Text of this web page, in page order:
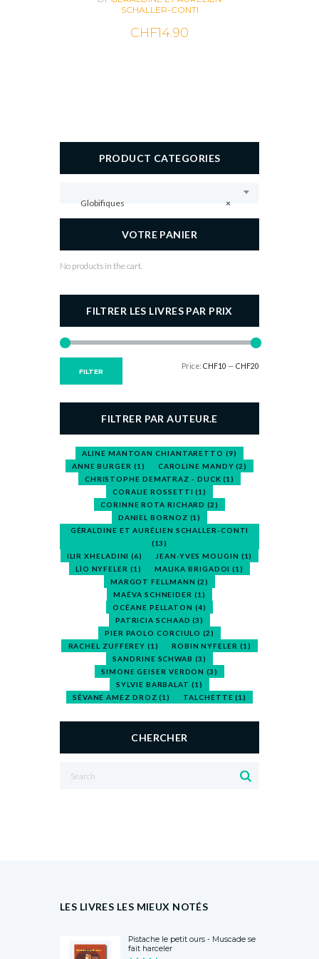
SCHALLER-CONTI
CHF14.90
PRODUCT CATEGORIES
×
Globifiques
VOTRE PANIER
No products in the cart.
FILTRER LES LIVRES PAR PRIX
FILTER
Price: CHF10 — CHF20
FILTRER PAR AUTEUR.E
ALINE MANTOAN CHIANTARETTO (9)
ANNE BURGER (1) CAROLINE MANDY (2)
CHRISTOPHE DEMATRAZ - DUCK (1)
CORALIE ROSSETTI (1)
CORINNE ROTA RICHARD (2)
DANIEL BORNOZ (1)
GÉRALDINE ET AURÉLIEN SCHALLER-CONTI
(13)
ILIR XHELADINI (6) JEAN-YVES MOUGIN (1)
LÌO NYFELER (1) MALIKA BRIGADOI (1)
MARGOT FELLMANN (2)
MAÉVA SCHNEIDER (1)
OCÉANE PELLATON (4)
PATRICIA SCHAAD (3)
PIER PAOLO CORCIULO (2)
RACHEL ZUFFEREY (1) ROBIN NYFELER (1)
SANDRINE SCHWAB (3)
SIMONE GEISER VERDON (3)
SYLVIE BARBALAT (1)
SÉVANE AMEZ DROZ (1) TALCHETTE (1)
CHERCHER
LES LIVRES LES MIEUX NOTÉS
Pistache le petit ours - Muscade se
fait harceler